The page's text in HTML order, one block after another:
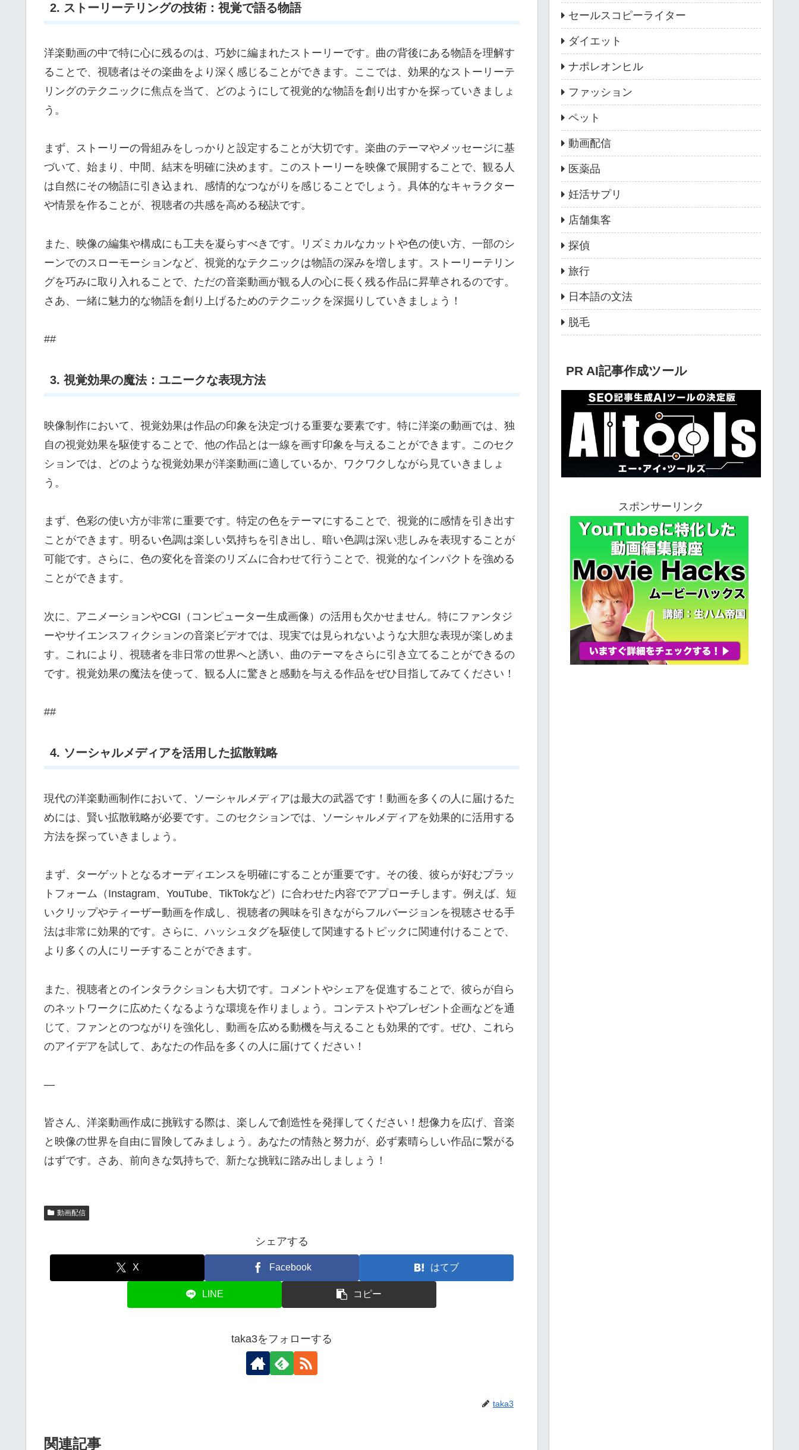
2. ストーリーテリングの技術：視覚で語る物語
洋楽動画の中で特に心に残るのは、巧妙に編まれたストーリーです。曲の背後にある物語を理解す
ることで、視聴者はその楽曲をより深く感じることができます。ここでは、効果的なストーリーテ
リングのテクニックに焦点を当て、どのようにして視覚的な物語を創り出すかを探っていきましょ
う。
まず、ストーリーの骨組みをしっかりと設定することが大切です。楽曲のテーマやメッセージに基
づいて、始まり、中間、結末を明確に決めます。このストーリーを映像で展開することで、観る人
は自然にその物語に引き込まれ、感情的なつながりを感じることでしょう。具体的なキャラクター
や情景を作ることが、視聴者の共感を高める秘訣です。
また、映像の編集や構成にも工夫を凝らすべきです。リズミカルなカットや色の使い方、一部のシ
ーンでのスローモーションなど、視覚的なテクニックは物語の深みを増します。ストーリーテリン
グを巧みに取り入れることで、ただの音楽動画が観る人の心に長く残る作品に昇華されるのです。
さあ、一緒に魅力的な物語を創り上げるためのテクニックを深掘りしていきましょう！
##
3. 視覚効果の魔法：ユニークな表現方法
映像制作において、視覚効果は作品の印象を決定づける重要な要素です。特に洋楽の動画では、独
自の視覚効果を駆使することで、他の作品とは一線を画す印象を与えることができます。このセク
ションでは、どのような視覚効果が洋楽動画に適しているか、ワクワクしながら見ていきましょ
う。
まず、色彩の使い方が非常に重要です。特定の色をテーマにすることで、視覚的に感情を引き出す
ことができます。明るい色調は楽しい気持ちを引き出し、暗い色調は深い悲しみを表現することが
可能です。さらに、色の変化を音楽のリズムに合わせて行うことで、視覚的なインパクトを強める
ことができます。
次に、アニメーションやCGI（コンピューター生成画像）の活用も欠かせません。特にファンタジ
ーやサイエンスフィクションの音楽ビデオでは、現実では見られないような大胆な表現が楽しめま
す。これにより、視聴者を非日常の世界へと誘い、曲のテーマをさらに引き立てることができるの
です。視覚効果の魔法を使って、観る人に驚きと感動を与える作品をぜひ目指してみてください！
##
4. ソーシャルメディアを活用した拡散戦略
現代の洋楽動画制作において、ソーシャルメディアは最大の武器です！動画を多くの人に届けるた
めには、賢い拡散戦略が必要です。このセクションでは、ソーシャルメディアを効果的に活用する
方法を探っていきましょう。
まず、ターゲットとなるオーディエンスを明確にすることが重要です。その後、彼らが好むプラッ
トフォーム（Instagram、YouTube、TikTokなど）に合わせた内容でアプローチします。例えば、短
いクリップやティーザー動画を作成し、視聴者の興味を引きながらフルバージョンを視聴させる手
法は非常に効果的です。さらに、ハッシュタグを駆使して関連するトピックに関連付けることで、
より多くの人にリーチすることができます。
また、視聴者とのインタラクションも大切です。コメントやシェアを促進することで、彼らが自ら
のネットワークに広めたくなるような環境を作りましょう。コンテストやプレゼント企画などを通
じて、ファンとのつながりを強化し、動画を広める動機を与えることも効果的です。ぜひ、これら
のアイデアを試して、あなたの作品を多くの人に届けてください！
—
皆さん、洋楽動画作成に挑戦する際は、楽しんで創造性を発揮してください！想像力を広げ、音楽
と映像の世界を自由に冒険してみましょう。あなたの情熱と努力が、必ず素晴らしい作品に繋がる
はずです。さあ、前向きな気持ちで、新たな挑戦に踏み出しましょう！
動画配信
シェアする
X Facebook はてブ
LINE コピー
taka3をフォローする
taka3
関連記事
セールスコピーライター
ダイエット
ナポレオンヒル
ファッション
ペット
動画配信
医薬品
妊活サプリ
店舗集客
探偵
旅行
日本語の文法
脱毛
PR AI記事作成ツール
スポンサーリンク